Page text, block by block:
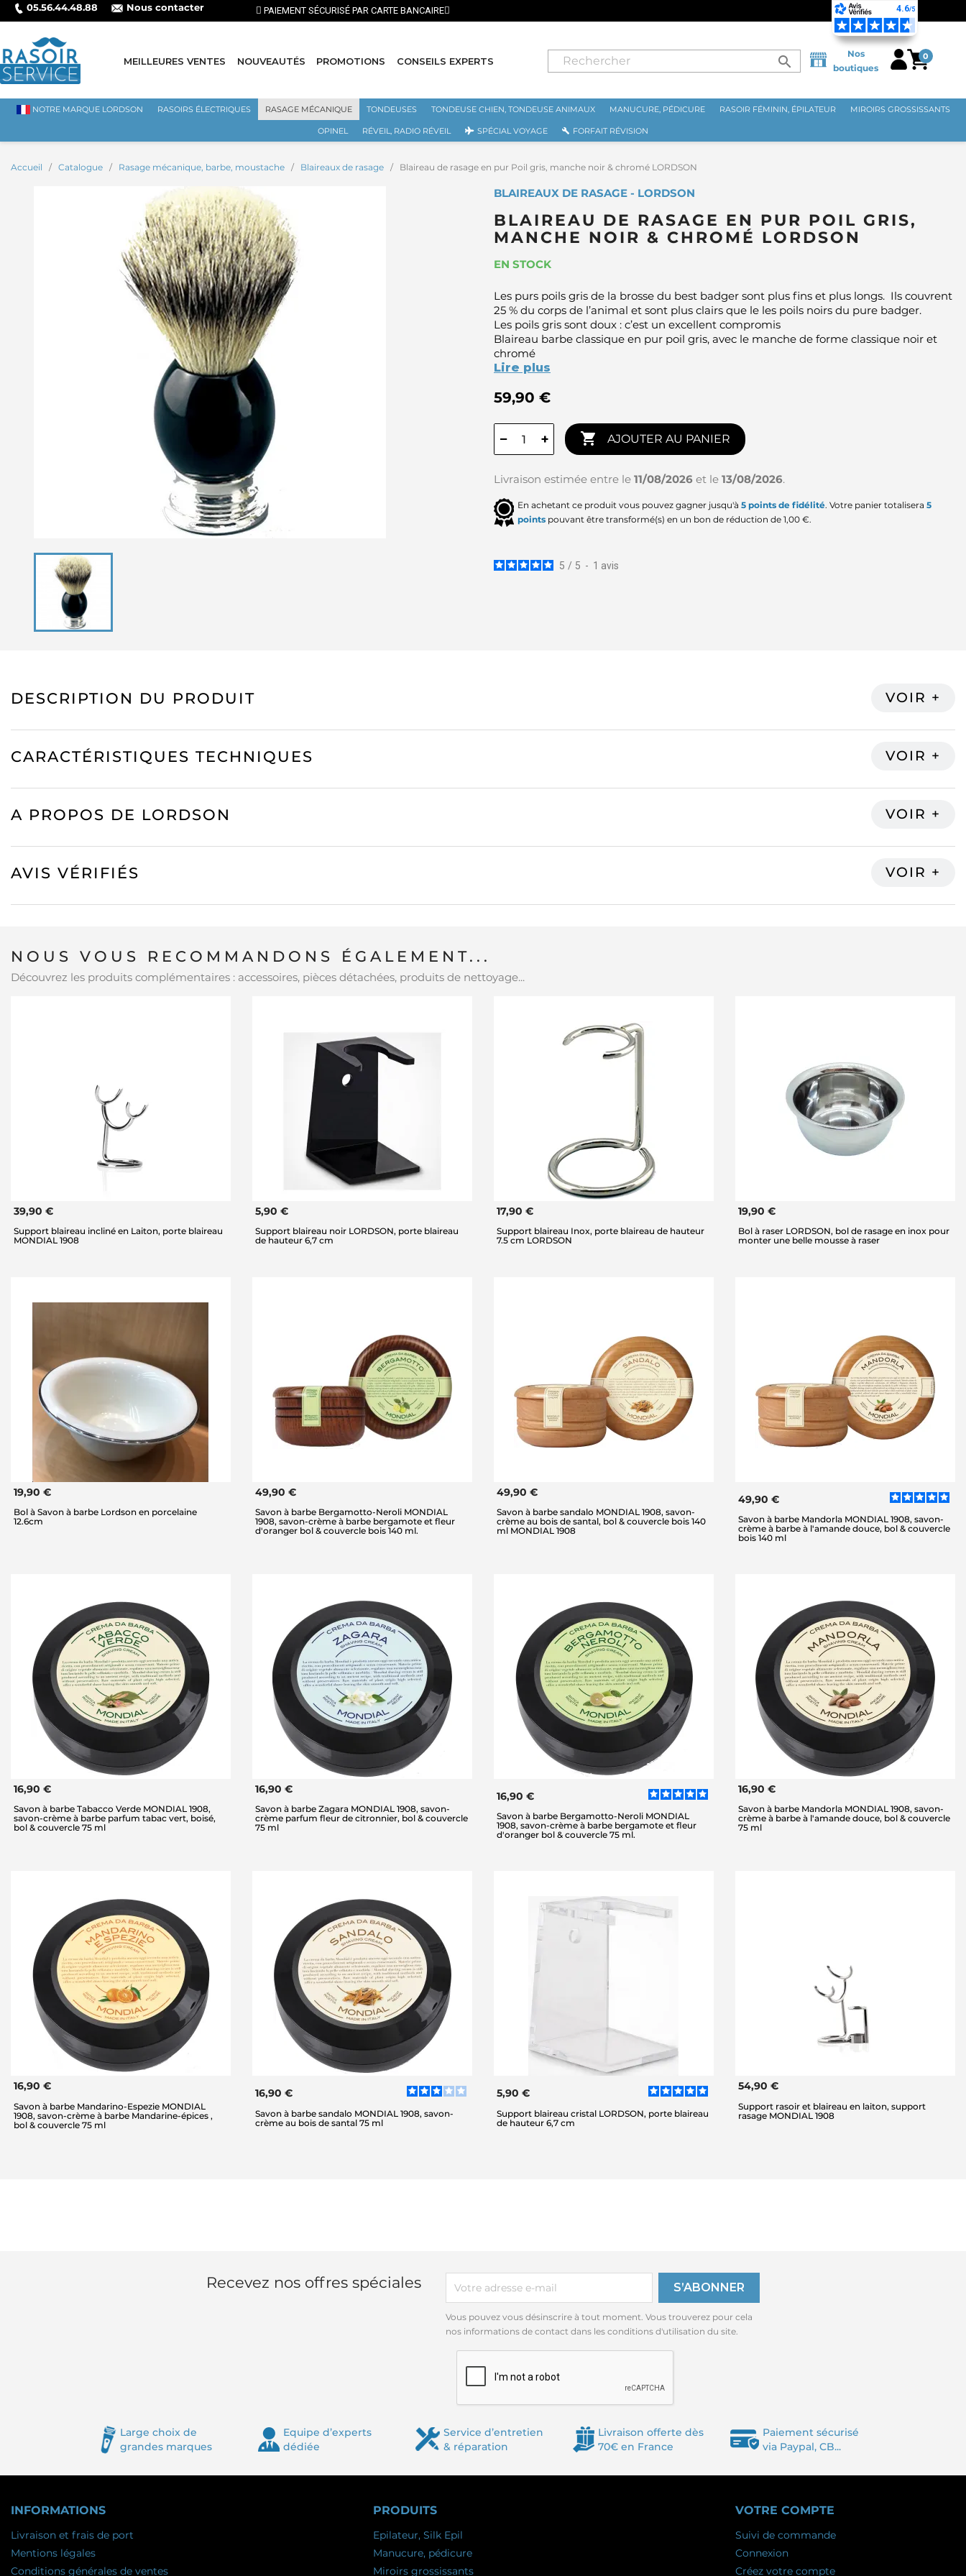
05.56.44.48.88 Nous contacter ⭐ LIVRAISON GRATUITE EN FRANCE MÉTROPOLITAINE DÈS 70€ ⭐
MEILLEURES VENTES NOUVEAUTÉS PROMOTIONS CONSEILS EXPERTS search
Nos
boutiques
0
NOTRE MARQUE LORDSON RASOIRS ÉLECTRIQUES RASAGE MÉCANIQUE TONDEUSES TONDEUSE CHIEN, TONDEUSE ANIMAUX MANUCURE, PÉDICURE RASOIR FÉMININ, ÉPILATEUR MIROIRS GROSSISSANTS
OPINEL RÉVEIL, RADIO RÉVEIL SPÉCIAL VOYAGE FORFAIT RÉVISION
Accueil Catalogue Rasage mécanique, barbe, moustache Blaireaux de rasage Blaireau de rasage en pur Poil gris, manche noir & chromé LORDSON
BLAIREAUX DE RASAGE - LORDSON
BLAIREAU DE RASAGE EN PUR POIL GRIS,
MANCHE NOIR & CHROMÉ LORDSON
EN STOCK
Les purs poils gris de la brosse du best badger sont plus fins et plus longs. Ils couvrent
25 % du corps de l’animal et sont plus clairs que le les poils noirs du pure badger.
Les poils gris sont doux : c’est un excellent compromis
Blaireau barbe classique en pur poil gris, avec le manche de forme classique noir et
chromé
Lire plus
59,90 €
− +  AJOUTER AU PANIER
Livraison estimée entre le 11/08/2026 et le 13/08/2026.
En achetant ce produit vous pouvez gagner jusqu'à 5 points de fidélité. Votre panier totalisera 5
points pouvant être transformé(s) en un bon de réduction de 1,00 €.
5 / 5 - 1 avis
DESCRIPTION DU PRODUIT
CARACTÉRISTIQUES TECHNIQUES
A PROPOS DE LORDSON
AVIS VÉRIFIÉS
NOUS VOUS RECOMMANDONS ÉGALEMENT...
Découvrez les produits complémentaires : accessoires, pièces détachées, produits de nettoyage...
39,90 €
Support blaireau incliné en Laiton, porte blaireau
MONDIAL 1908
5,90 €
Support blaireau noir LORDSON, porte blaireau
de hauteur 6,7 cm
17,90 €
Support blaireau Inox, porte blaireau de hauteur
7.5 cm LORDSON
19,90 €
Bol à raser LORDSON, bol de rasage en inox pour
monter une belle mousse à raser
19,90 €
Bol à Savon à barbe Lordson en porcelaine
12.6cm
49,90 €
Savon à barbe Bergamotto-Neroli MONDIAL
1908, savon-crème à barbe bergamote et fleur
d'oranger bol & couvercle bois 140 ml.
49,90 €
Savon à barbe sandalo MONDIAL 1908, savon-
crème au bois de santal, bol & couvercle bois 140
ml MONDIAL 1908
49,90 €
Savon à barbe Mandorla MONDIAL 1908, savon-
crème à barbe à l'amande douce, bol & couvercle
bois 140 ml
16,90 €
Savon à barbe Tabacco Verde MONDIAL 1908,
savon-crème à barbe parfum tabac vert, boisé,
bol & couvercle 75 ml
16,90 €
Savon à barbe Zagara MONDIAL 1908, savon-
crème parfum fleur de citronnier, bol & couvercle
75 ml
16,90 €
Savon à barbe Bergamotto-Neroli MONDIAL
1908, savon-crème à barbe bergamote et fleur
d'oranger bol & couvercle 75 ml.
16,90 €
Savon à barbe Mandorla MONDIAL 1908, savon-
crème à barbe à l'amande douce, bol & couvercle
75 ml
16,90 €
Savon à barbe Mandarino-Espezie MONDIAL
1908, savon-crème à barbe Mandarine-épices ,
bol & couvercle 75 ml
16,90 €
Savon à barbe sandalo MONDIAL 1908, savon-
crème au bois de santal 75 ml
5,90 €
Support blaireau cristal LORDSON, porte blaireau
de hauteur 6,7 cm
54,90 €
Support rasoir et blaireau en laiton, support
rasage MONDIAL 1908
Recevez nos offres spéciales
Vous pouvez vous désinscrire à tout moment. Vous trouverez pour cela
nos informations de contact dans les conditions d'utilisation du site.
Large choix de
grandes marques
Equipe d’experts
dédiée
Service d’entretien
& réparation
Livraison offerte dès
70€ en France
Paiement sécurisé
via Paypal, CB...
INFORMATIONS
Livraison et frais de port
Mentions légales
Conditions générales de ventes
PRODUITS
Epilateur, Silk Epil
Manucure, pédicure
Miroirs grossissants
VOTRE COMPTE
Suivi de commande
Connexion
Créez votre compte